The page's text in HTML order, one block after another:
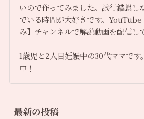
いので作ってみました。試行錯誤し
でいる時間が大好きです。
み】チャンネルで解説動画を配信し
1歳児と2人目妊娠中の30代ママです
中！
最新の投稿